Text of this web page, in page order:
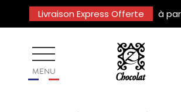
Livraison Express Offerte à
MENU